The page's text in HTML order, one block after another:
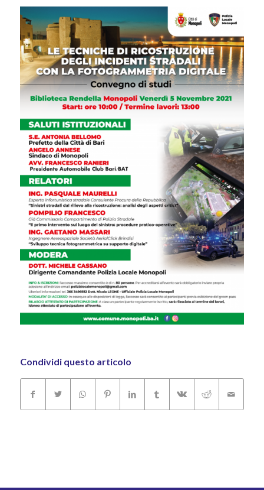
Condividi questo articolo